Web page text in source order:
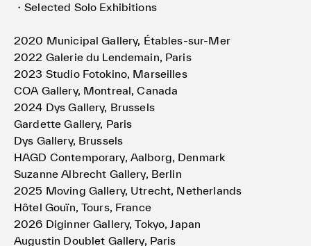
・Selected Solo Exhibitions
2020 Municipal Gallery, Étables-sur-Mer
2022 Galerie du Lendemain, Paris
2023 Studio Fotokino, Marseilles
COA Gallery, Montreal, Canada
2024 Dys Gallery, Brussels
Gardette Gallery, Paris
Dys Gallery, Brussels
HAGD Contemporary, Aalborg, Denmark
Suzanne Albrecht Gallery, Berlin
2025 Moving Gallery, Utrecht, Netherlands
Hôtel Gouïn, Tours, France
2026 Diginner Gallery, Tokyo, Japan
Augustin Doublet Gallery, Paris